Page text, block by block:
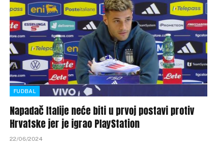
FUDBAL
Napadač Italije neće biti u prvoj postavi protiv
Hrvatske jer je igrao PlayStation
22/06/2024